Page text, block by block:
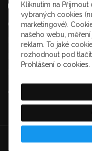
UŽITEČNÉ
Odkazy a dokumenty
Fotogalerie
Kariéra
Kliknutím na
vybraných cookies
marketingové).
našeho webu,
reklam. To jaké
rozhodnout pod
Prohlášení o cookies.